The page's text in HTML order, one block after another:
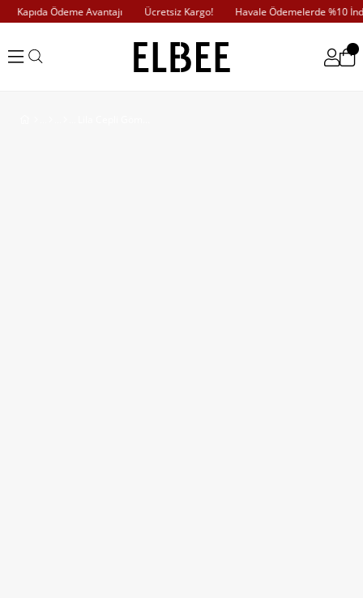
Kapıda Ödeme Avantajı Ücretsiz Kargo! Havale Ödemelerde %10